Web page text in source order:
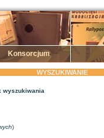
Konsorcjum
WYSZUKIWANIE
wyszukiwania
)